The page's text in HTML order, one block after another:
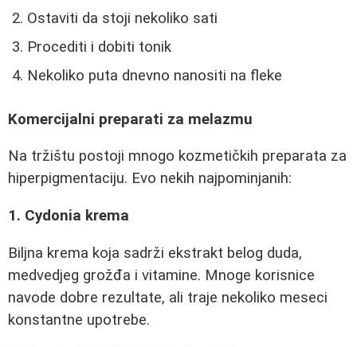
Ostaviti da stoji nekoliko sati
Procediti i dobiti tonik
Nekoliko puta dnevno nanositi na fleke
Komercijalni preparati za melazmu
Na tržištu postoji mnogo kozmetičkih preparata za
hiperpigmentaciju. Evo nekih najpominjanih:
1. Cydonia krema
Biljna krema koja sadrži ekstrakt belog duda,
medvedjeg grožđa i vitamine. Mnoge korisnice
navode dobre rezultate, ali traje nekoliko meseci
konstantne upotrebe.